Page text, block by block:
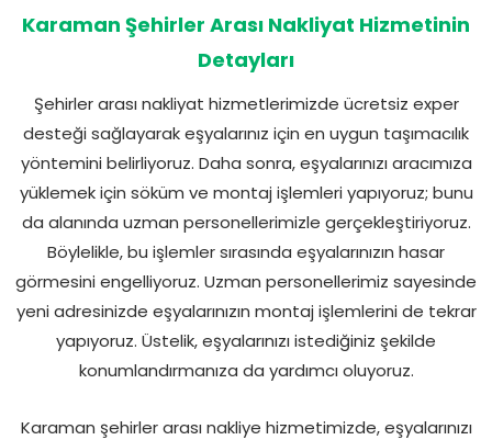
Karaman Şehirler Arası Nakliyat Hizmetinin
Detayları
Şehirler arası nakliyat hizmetlerimizde ücretsiz exper
desteği sağlayarak eşyalarınız için en uygun taşımacılık
yöntemini belirliyoruz. Daha sonra, eşyalarınızı aracımıza
yüklemek için söküm ve montaj işlemleri yapıyoruz; bunu
da alanında uzman personellerimizle gerçekleştiriyoruz.
Böylelikle, bu işlemler sırasında eşyalarınızın hasar
görmesini engelliyoruz. Uzman personellerimiz sayesinde
yeni adresinizde eşyalarınızın montaj işlemlerini de tekrar
yapıyoruz. Üstelik, eşyalarınızı istediğiniz şekilde
konumlandırmanıza da yardımcı oluyoruz.
Karaman şehirler arası nakliye hizmetimizde, eşyalarınızı